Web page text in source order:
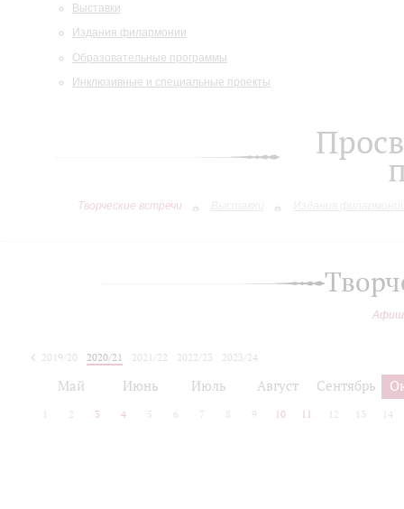
Выставки
Издания филармонии
Образовательные программы
Инклюзивные и специальные проекты
Творческие встречи
2019/20 2020/21 2021/22 2022/23
2023/24
Май Июнь Июль Август Сентябрь
2 3 4 5 6 7 8 9 10 11 12 13 14